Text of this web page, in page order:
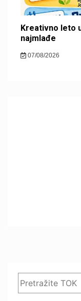
Kreativno leto
najmlađe
07/08/2026